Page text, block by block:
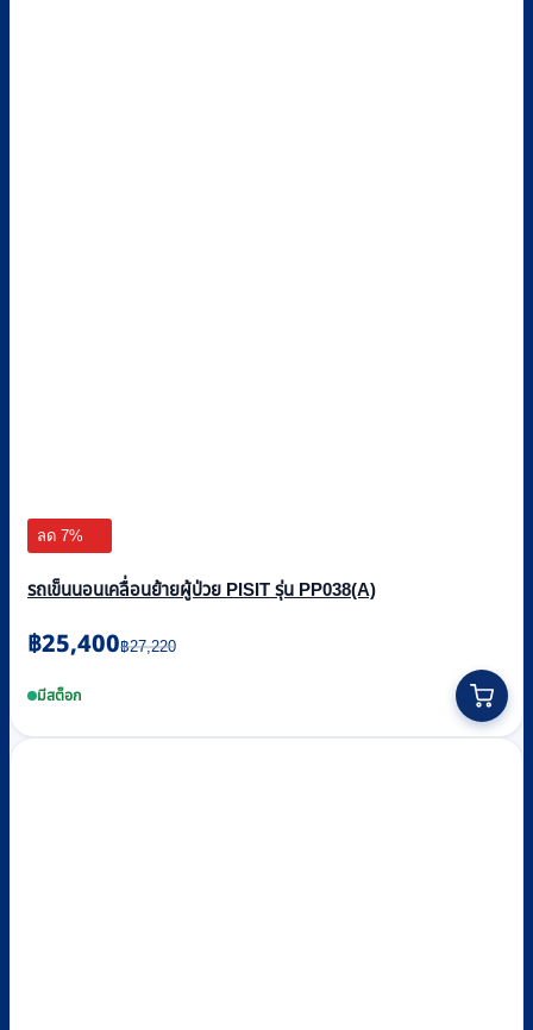
ลด 7%
รถเข็นนอนเคลื่อนย้ายผู้ป่วย PISIT รุ่น PP038(A)
฿27,220
Original
price
was:
฿25,400
Current
price
is:มีสต็อก